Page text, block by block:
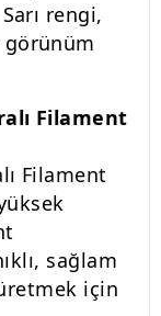
rengi,
görünüm
Filament
Filament
sağlam
için